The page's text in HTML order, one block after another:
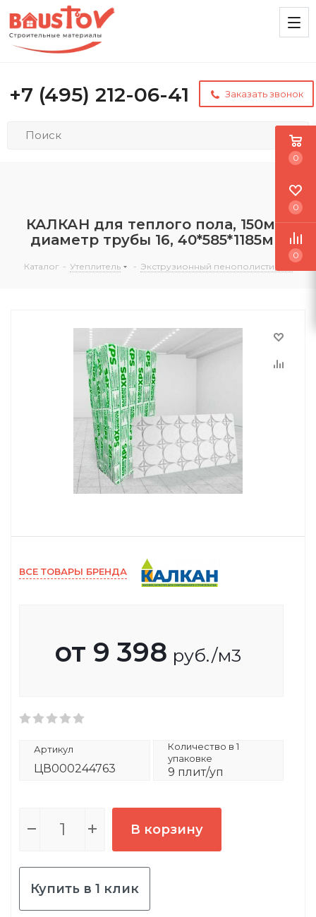
+7 (495) 212-06-41 Заказать звонок
КАЛКАН для теплого пола, 150мм,
диаметр трубы 16, 40*585*1185мм
Каталог - Утеплитель - Экструзионный пенополистирол
ВСЕ ТОВАРЫ БРЕНДА
от 9 398 руб./м3
Артикул
ЦВ000244763
Количество в 1
упаковке
9 плит/уп
В корзину
Купить в 1 клик
0
0
0